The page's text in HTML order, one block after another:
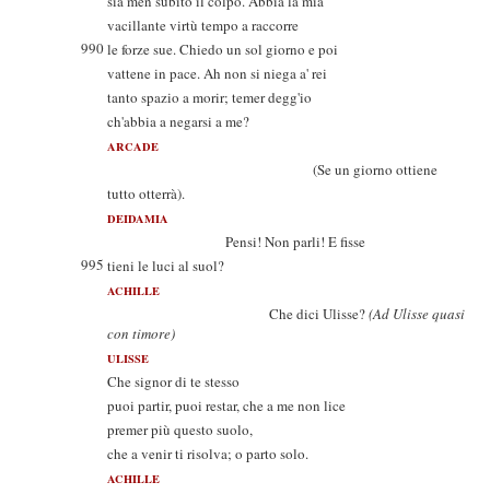
vacillante virtù tempo a raccorre
990le forze sue. Chiedo un sol giorno e poi
vattene in pace. Ah non si niega a' rei
tanto spazio a morir; temer degg'io
ch'abbia a negarsi a me?
ARCADE
(Se un giorno ottiene
tutto otterrà).
DEIDAMIA
Pensi! Non parli! E fisse
995 tieni le luci al suol?
ACHILLE
Che dici Ulisse?(Ad Ulisse quasi
con timore)
ULISSE
Che signor di te stesso
puoi partir, puoi restar, che a me non lice
premer più questo suolo,
che a venir ti risolva; o parto solo.
ACHILLE